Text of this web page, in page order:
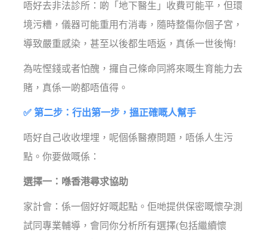
唔好去非法診所：啲「地下醫生」收費可能平，但環
境污糟，儀器可能重用冇消毒，隨時整傷你個子宮，
導致嚴重感染，甚至以後都生唔返，真係一世後悔!
為咗慳錢或者怕醜，攞自己條命同將來嘅生育能力去
賭，真係一啲都唔值得。
✅ 第二步：行出第一步，搵正確嘅人幫手
唔好自己收收埋埋，呢個係醫療問題，唔係人生污
點。你要做嘅係：
選擇一：喺香港尋求協助
家計會：係一個好好嘅起點。佢哋提供保密嘅懷孕測
試同專業輔導，會同你分析所有選擇(包括繼續懷